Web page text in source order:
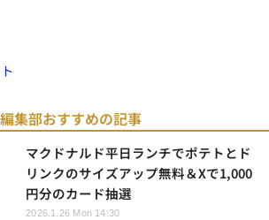
編集部おすすめの記事
マクドナルド平日ランチでポテトとド
リンクのサイズアップ無料＆Xで1,000
円分のカード抽選
2026.1.26 Mon 14:30